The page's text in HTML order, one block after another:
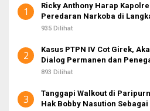
u
k
1
Ricky Anthony Harap
Peredaran Narkoba di
935 Dilihat
2
Kasus PTPN IV Cot Girek,
Dialog Permanen dan
893 Dilihat
3
Tanggapi Walkout di
Hak Bobby Nasution